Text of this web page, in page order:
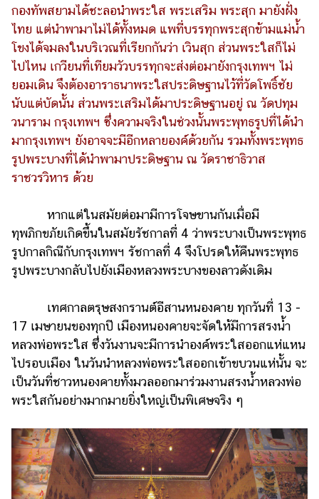
กองทัพสยามได้ชะลอนำพระใส พระเสริม พระสุก มายังฝั่ง
ไทย แต่นำพามาไม่ได้ทั้งหมด แพที่บรรทุกพระสุกข้ามแม่น้ำ
โขงได้จมลงในบริเวณที่เรียกกันว่า เวินสุก ส่วนพระใสก็ไม่
ไปไหน เกวียนที่เทียมวัวบรรทุกจะส่งต่อมายังกรุงเทพฯ ไม่
ยอมเดิน จึงต้องอาราธนาพระใสประดิษฐานไว้ที่วัดโพธิ์ชัย
นับแต่บัดนั้น ส่วนพระเสริมได้มาประดิษฐานอยู่ ณ วัดปทุม
วนาราม กรุงเทพฯ ซึ่งความจริงในช่วงนั้นพระพุทธรูปที่ได้นำ
มากรุงเทพฯ ยังอาจจะมีอีกหลายองค์ด้วยกัน รวมทั้งพระพุทธ
รูปพระบางที่ได้นำพามาประดิษฐาน ณ วัดราชาธิวาส
ราชวรวิหาร ด้วย
หากแต่ในสมัยต่อมามีการโจษขานกันเมื่อมี
ทุพภิกขภัยเกิดขึ้นในสมัยรัชกาลที่ 4 ว่าพระบางเป็นพระพุทธ
รูปกาลกิณีกับกรุงเทพฯ รัชกาลที่ 4 จึงโปรดให้คืนพระพุทธ
รูปพระบางกลับไปยังเมืองหลวงพระบางของลาวดังเดิม
เทศกาลตรุษสงกรานต์อีสานหนองคาย ทุกวันที่ 13 -
17 เมษายนของทุกปี เมืองหนองคายจะจัดให้มีการสรงน้ำ
หลวงพ่อพระใส ซึ่งวันงานจะมีการนำองค์พระใสออกแห่แหน
ไปรอบเมือง ในวันนำหลวงพ่อพระใสออกเข้าขบวนแห่นั้น จะ
เป็นวันที่ชาวหนองคายทั้งมวลออกมาร่วมงานสรงน้ำหลวงพ่อ
พระใสกันอย่างมากมายยิ่งใหญ่เป็นพิเศษจริง ๆ